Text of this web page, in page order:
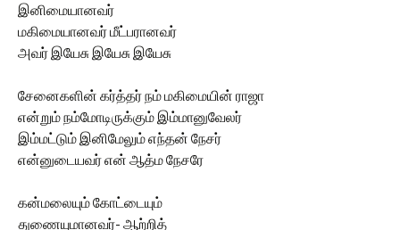
இனிமையானவர்
மகிமையானவர் மீட்பரானவர்
அவர் இயேசு இயேசு இயேசு
சேனைகளின் கர்த்தர் நம் மகிமையின் ராஜா
என்றும் நம்மோடிருக்கும் இம்மானுவேலர்
இம்மட்டும் இனிமேலும் எந்தன் நேசர்
என்னுடையவர் என் ஆத்ம நேசரே
கன்மலையும் கோட்டையும்
துணையுமானவர்- ஆற்றித்